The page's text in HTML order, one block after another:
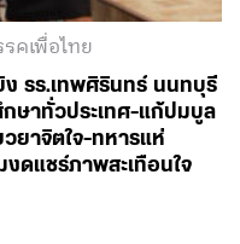
ดแชร์ภาพสะเทือนใจ